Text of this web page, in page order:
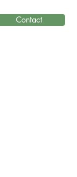
Contact